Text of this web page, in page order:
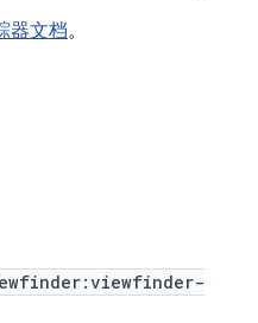
器文档。